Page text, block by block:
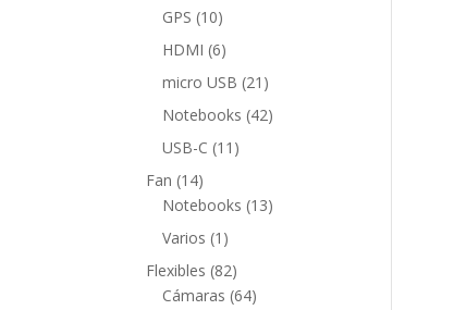
GPS 1010
productos
HDMI 66
productos
micro USB 21 21
productos
Notebooks 4242
USB-C 11 11
Fan 1414
productos
Notebooks 1313
Varios 1 1
producto
Flexibles 8282
productos
Cámaras 6464